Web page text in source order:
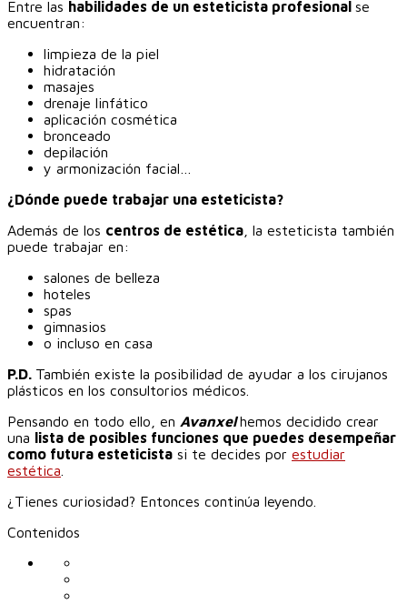
‎‎Entre las habilidades de un esteticista profesional se
encuentran:
limpieza de la piel
hidratación
masajes
drenaje linfático
aplicación cosmética
bronceado
depilación
y armonización facial…
¿Dónde puede trabajar una esteticista?
‎Además de los centros de estética , la esteticista también
puede trabajar en:
salones de belleza
hoteles
spas
gimnasios
o incluso en casa
P.D. También existe la posibilidad de ayudar a los cirujanos
plásticos en los consultorios médicos.
Pensando en todo ello, en Avanxel hemos decidido crear
‎una lista de posibles funciones que puedes desempeñar
como futura esteticista si te decides por estudiar
estética
¿Tienes curiosidad?‎ Entonces continúa leyendo.
Contenidos